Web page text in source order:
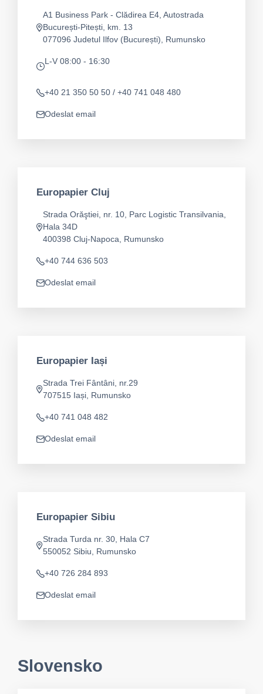
Adresa
A1 Business Park - Clădirea E4, Autostrada
București-Pitești, km. 13
077096 Judetul Ilfov (București), Rumunsko
app.opening-times
L-V 08:00 - 16:30
Telefon
+40 21 350 50 50 / +40 741 048 480
app.mail
Odeslat email
Europapier Cluj
Adresa
Strada Orăştiei, nr. 10, Parc Logistic Transilvania,
Hala 34D
400398 Cluj-Napoca, Rumunsko
Telefon
+40 744 636 503
app.mail
Odeslat email
Europapier Iași
Adresa
Strada Trei Fântâni, nr.29
707515 Iași, Rumunsko
Telefon
+40 741 048 482
app.mail
Odeslat email
Europapier Sibiu
Adresa
Strada Turda nr. 30, Hala C7
550052 Sibiu, Rumunsko
Telefon
+40 726 284 893
app.mail
Odeslat email
Slovensko